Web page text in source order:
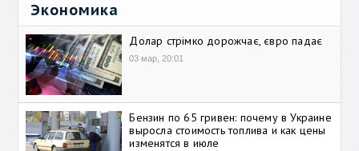
Экономика
Долар стрімко дорожчає, євро падає
03 мар, 20:01
Бензин по 65 гривен: почему в Украине
выросла стоимость топлива и как цены
изменятся в июле